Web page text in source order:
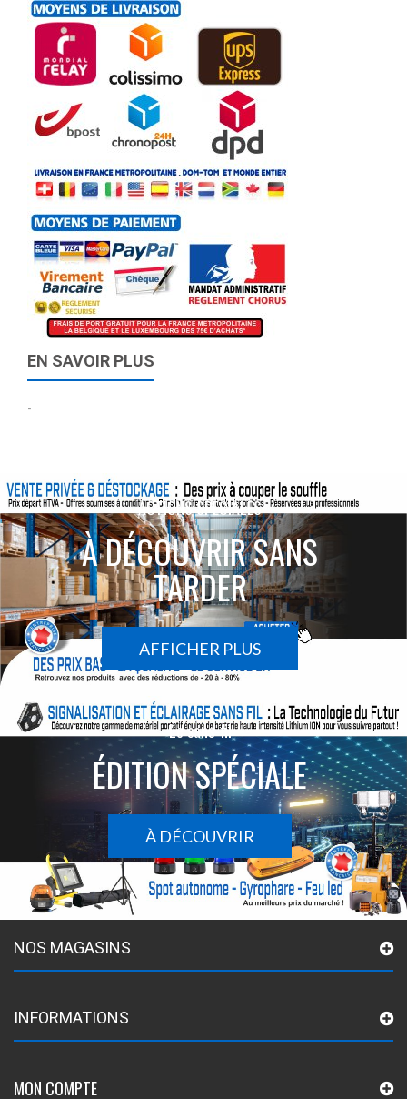
EN SAVOIR PLUS
-
ACTIONS SPÉCIALES
À DÉCOUVRIR SANS
TARDER
AFFICHER PLUS
Le sans-fil
ÉDITION SPÉCIALE
À DÉCOUVRIR
NOS MAGASINS
INFORMATIONS
MON COMPTE